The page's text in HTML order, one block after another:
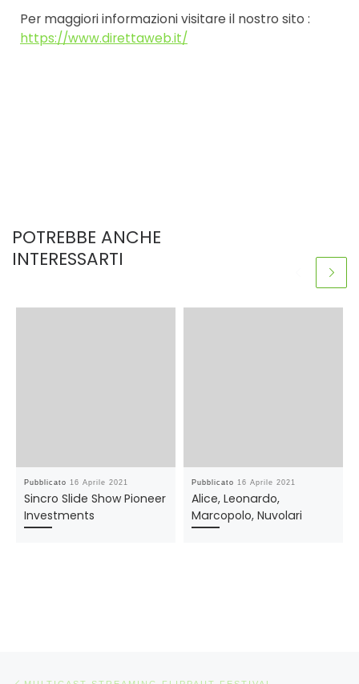
Per maggiori informazioni visitare il nostro sito :
https://www.direttaweb.it/
POTREBBE ANCHE
INTERESSARTI
Pubblicato 16 Aprile 2021
Sincro Slide Show Pioneer
Investments
Pubblicato 16 Aprile 2021
Alice, Leonardo,
Marcopolo, Nuvolari
Navigazione articoli